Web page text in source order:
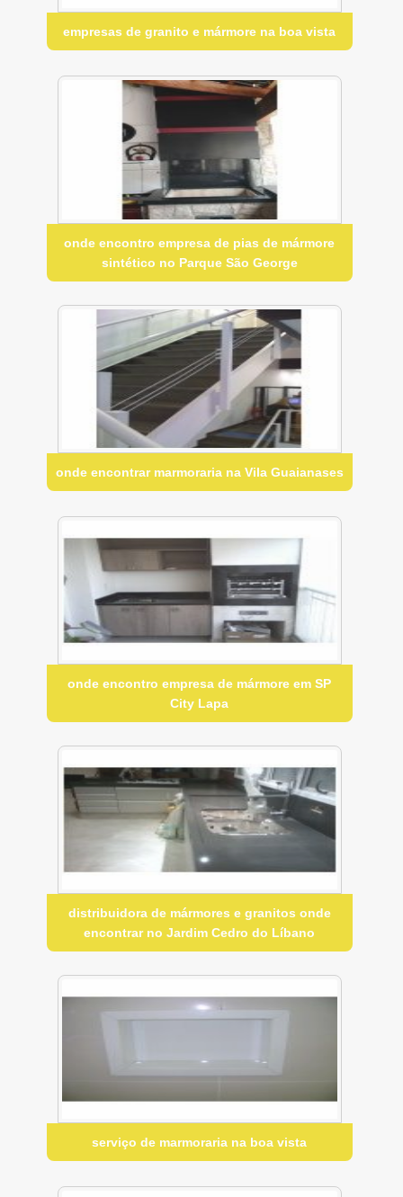
empresas de granito e mármore na boa vista
onde encontro empresa de pias de mármore
sintético no Parque São George
onde encontrar marmoraria na Vila Guaianases
onde encontro empresa de mármore em SP
City Lapa
distribuidora de mármores e granitos onde
encontrar no Jardim Cedro do Líbano
serviço de marmoraria na boa vista